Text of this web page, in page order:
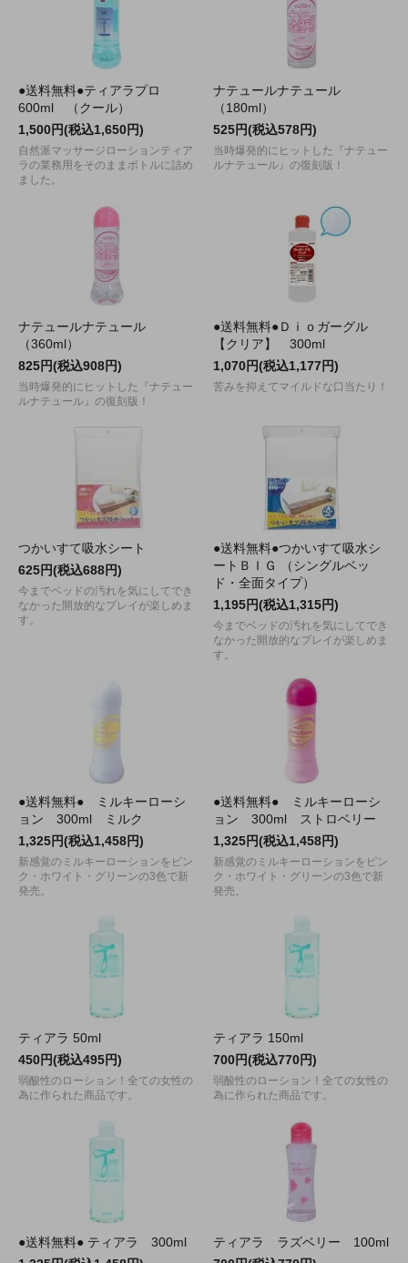
●送料無料●ティアラプロ
600ml （クール）
1,500円(税込1,650円)
自然派マッサージローションティア
ラの業務用をそのままボトルに詰め
ました。
ナテュールナテュール
（180ml）
525円(税込578円)
当時爆発的にヒットした『ナテュー
ルナテュール』の復刻版！
ナテュールナテュール
（360ml）
825円(税込908円)
当時爆発的にヒットした『ナテュー
ルナテュール』の復刻版！
●送料無料●Ｄｉｏガーグル
【クリア】 300ml
1,070円(税込1,177円)
苦みを抑えてマイルドな口当たり！
つかいすて吸水シート
625円(税込688円)
今までベッドの汚れを気にしてでき
なかった開放的なプレイが楽しめま
す。
●送料無料●つかいすて吸水シ
ートＢＩＧ （シングルベッ
ド・全面タイプ）
1,195円(税込1,315円)
今までベッドの汚れを気にしてでき
なかった開放的なプレイが楽しめま
す。
●送料無料● ミルキーローシ
ョン 300ml ミルク
1,325円(税込1,458円)
新感覚のミルキーローションをピン
ク・ホワイト・グリーンの3色で新
発売。
●送料無料● ミルキーローシ
ョン 300ml ストロベリー
1,325円(税込1,458円)
新感覚のミルキーローションをピン
ク・ホワイト・グリーンの3色で新
発売。
ティアラ 50ml
450円(税込495円)
弱酸性のローション！全ての女性の
為に作られた商品です。
ティアラ 150ml
700円(税込770円)
弱酸性のローション！全ての女性の
為に作られた商品です。
●送料無料● ティアラ 300ml
ティアラ ラズベリー 100ml